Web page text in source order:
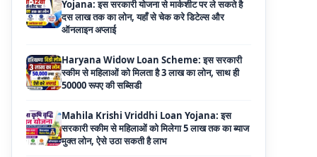
Haryana Widow Loan Scheme: इस सरकारी
स्कीम से महिलाओं को मिलता है 3 लाख का लोन, साथ ही
Mahila Krishi Vriddhi Loan Yojana: इस
सरकारी स्कीम से महिलाओं को मिलेगा 5 लाख तक का ब्याज
UP Cattle Farming Loan Scheme: गाय पालन
के लिए इस सरकारी स्कीम से मिलता है दस लाख का लोन,